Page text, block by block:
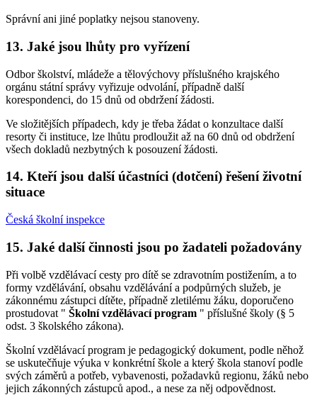
Správní ani jiné poplatky nejsou stanoveny.
13. Jaké jsou lhůty pro vyřízení
Odbor školství, mládeže a tělovýchovy příslušného krajského
orgánu státní správy vyřizuje odvolání, případně další
korespondenci, do 15 dnů od obdržení žádosti.
Ve složitějších případech, kdy je třeba žádat o konzultace další
resorty či instituce, lze lhůtu prodloužit až na 60 dnů od obdržení
všech dokladů nezbytných k posouzení žádosti.
14. Kteří jsou další účastníci (dotčení) řešení životní
situace
Česká školní inspekce
15. Jaké další činnosti jsou po žadateli požadovány
Při volbě vzdělávací cesty pro dítě se zdravotním postižením, a to
formy vzdělávání, obsahu vzdělávání a podpůrných služeb, je
zákonnému zástupci dítěte, případně zletilému žáku, doporučeno
prostudovat " Školní vzdělávací program " příslušné školy (§ 5
odst. 3 školského zákona).
Školní vzdělávací program je pedagogický dokument, podle něhož
se uskutečňuje výuka v konkrétní škole a který škola stanoví podle
svých záměrů a potřeb, vybavenosti, požadavků regionu, žáků nebo
jejich zákonných zástupců apod., a nese za něj odpovědnost.